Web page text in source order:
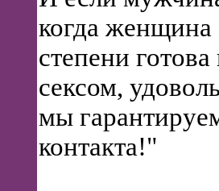
когда
степени
сексом,
мы
контакта!"